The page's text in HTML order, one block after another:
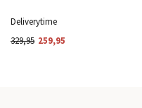
Deliverytime
329,95 259,95